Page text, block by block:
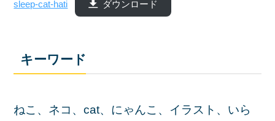
sleep-cat-hati ダウンロード
キーワード
ねこ、ネコ、cat、にゃんこ、イラスト、いら